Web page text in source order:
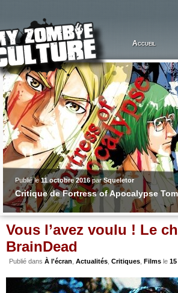
Accueil
Publié le11 octobre 2016parSqueletor
Critique de Fortress of Apocalypse
Vous l’avez voulu ! Le
BrainDead
Publié dans À l'écran Actualités Critiques Films le